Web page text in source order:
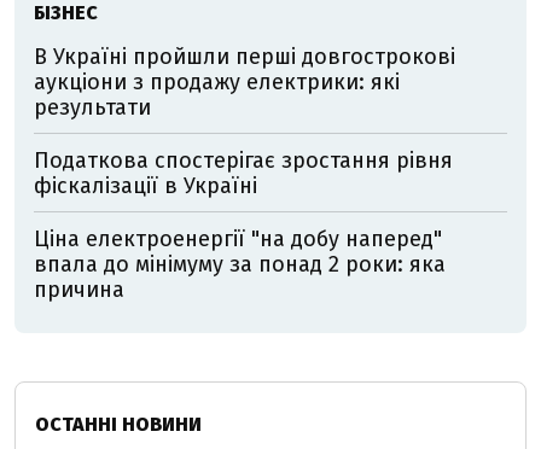
БІЗНЕС
В Україні пройшли перші довгострокові
аукціони з продажу електрики: які
результати
Податкова спостерігає зростання рівня
фіскалізації в Україні
Ціна електроенергії "на добу наперед"
впала до мінімуму за понад 2 роки: яка
причина
ОСТАННІ НОВИНИ